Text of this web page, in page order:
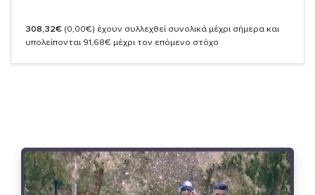
308,32€ (0,00€) έχουν συλλεχθεί συνολικά μέχρι σήμερα και
υπολείπονται 91,68€ μέχρι τον επόμενο στόχο